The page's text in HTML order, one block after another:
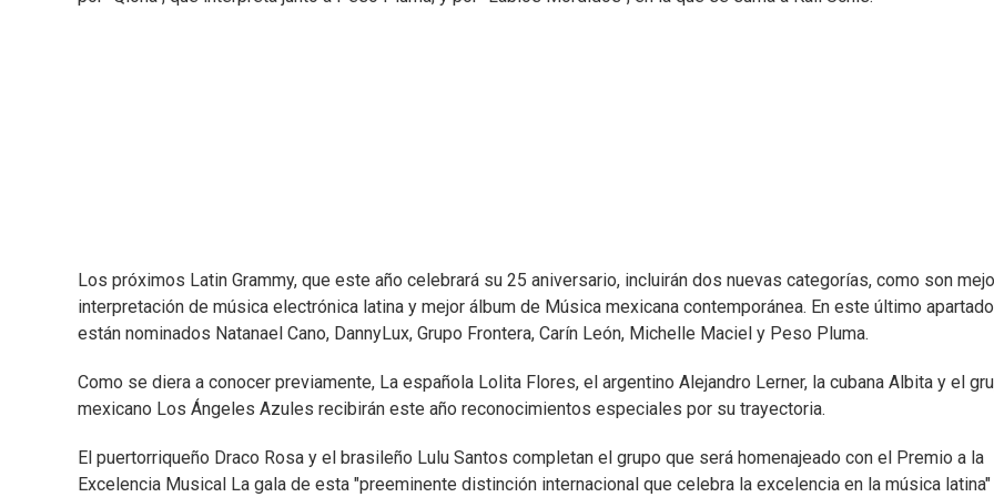
Los próximos Latin Grammy, que este año celebrará su 25 aniversario, incluirán dos nuevas categorías, como son
interpretación de música electrónica latina y mejor álbum de Música mexicana contemporánea. En este último apartado
están nominados Natanael Cano, DannyLux, Grupo Frontera, Carín León, Michelle Maciel y Peso Pluma.
Como se diera a conocer previamente, La española Lolita Flores, el argentino Alejandro Lerner, la cubana Albita y el
mexicano Los Ángeles Azules recibirán este año reconocimientos especiales por su trayectoria.
El puertorriqueño Draco Rosa y el brasileño Lulu Santos completan el grupo que será homenajeado con el Premio a la
Excelencia Musical La gala de esta "preeminente distinción internacional que celebra la excelencia en la música